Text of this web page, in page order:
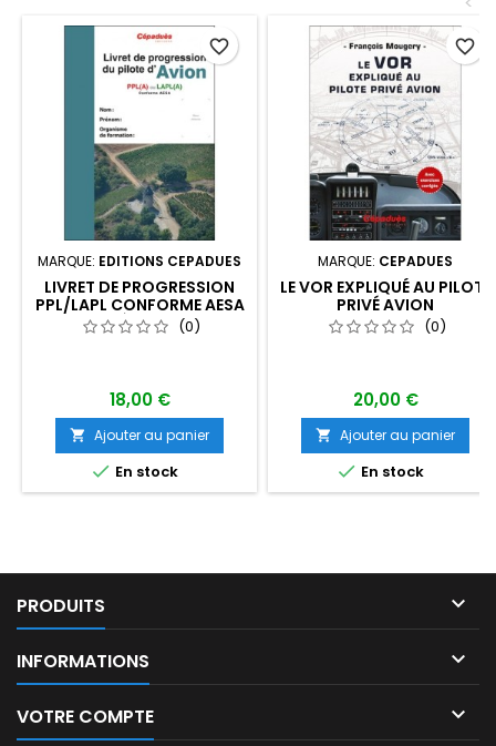
MARQUE: EDITIONS CEPADUES
LIVRET DE PROGRESSION
PPL/LAPL CONFORME AESA
( 21ÈME ED)(0)
18,00 €
 Ajouter au panier
 En stock
favorite_border
MARQUE: CEPADUES
LE VOR EXPLIQUÉ AU PILOTE
PRIVÉ AVION
(0)
20,00 €
 Ajouter au panier
 En stock
favorite_border
PRODUITS 
INFORMATIONS 
VOTRE COMPTE 